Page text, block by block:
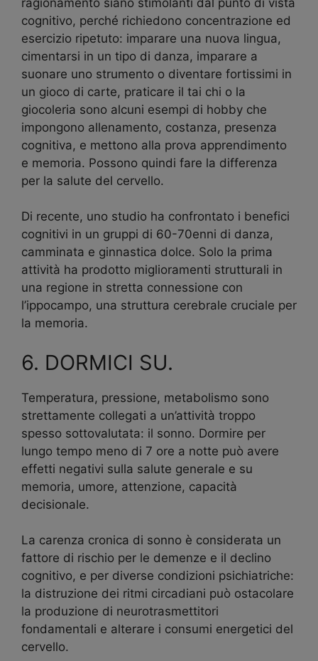
cognitivo, perché richiedono concentrazione ed
esercizio ripetuto: imparare una nuova lingua,
cimentarsi in un tipo di danza, imparare a
suonare uno strumento o diventare fortissimi in
un gioco di carte, praticare il tai chi o la
giocoleria sono alcuni esempi di hobby che
impongono allenamento, costanza, presenza
cognitiva, e mettono alla prova apprendimento
e memoria. Possono quindi fare la differenza
per la salute del cervello.
Di recente, uno studio ha confrontato i benefici
cognitivi in un gruppi di 60-70enni di danza,
camminata e ginnastica dolce. Solo la prima
attività ha prodotto miglioramenti strutturali in
una regione in stretta connessione con
l’ippocampo, una struttura cerebrale cruciale per
la memoria.
6. DORMICI SU.
Temperatura, pressione, metabolismo sono
strettamente collegati a un’attività troppo
spesso sottovalutata: il sonno. Dormire per
lungo tempo meno di 7 ore a notte può avere
effetti negativi sulla salute generale e su
memoria, umore, attenzione, capacità
decisionale.
La carenza cronica di sonno è considerata un
fattore di rischio per le demenze e il declino
cognitivo, e per diverse condizioni psichiatriche:
la distruzione dei ritmi circadiani può ostacolare
la produzione di neurotrasmettitori
fondamentali e alterare i consumi energetici del
cervello.